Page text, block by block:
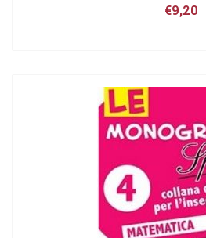
€9,20